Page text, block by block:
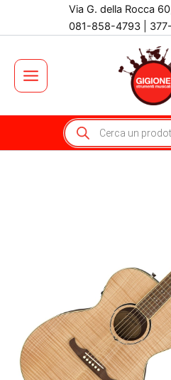
Via G. della Rocca
081-858-4793 |
Main
Menu
Products
search